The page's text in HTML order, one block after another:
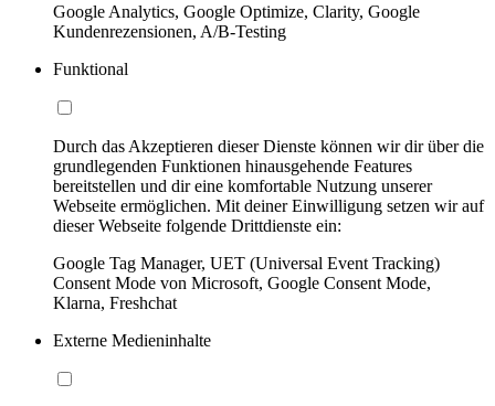
Google Analytics, Google Optimize, Clarity, Google
Kundenrezensionen, A/B-Testing
Funktional
Durch das Akzeptieren dieser Dienste können wir dir über die
grundlegenden Funktionen hinausgehende Features
bereitstellen und dir eine komfortable Nutzung unserer
Webseite ermöglichen. Mit deiner Einwilligung setzen wir auf
dieser Webseite folgende Drittdienste ein:
Google Tag Manager, UET (Universal Event Tracking)
Consent Mode von Microsoft, Google Consent Mode,
Klarna, Freshchat
Externe Medieninhalte